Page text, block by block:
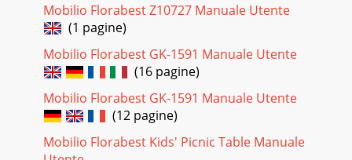
Mobilio Florabest Z10727 Manuale Utente
(1 pagine)
Mobilio Florabest GK-1591 Manuale Utente
(16 pagine)
Mobilio Florabest GK-1591 Manuale Utente
(12 pagine)
Mobilio Florabest Kids' Picnic Table Manuale